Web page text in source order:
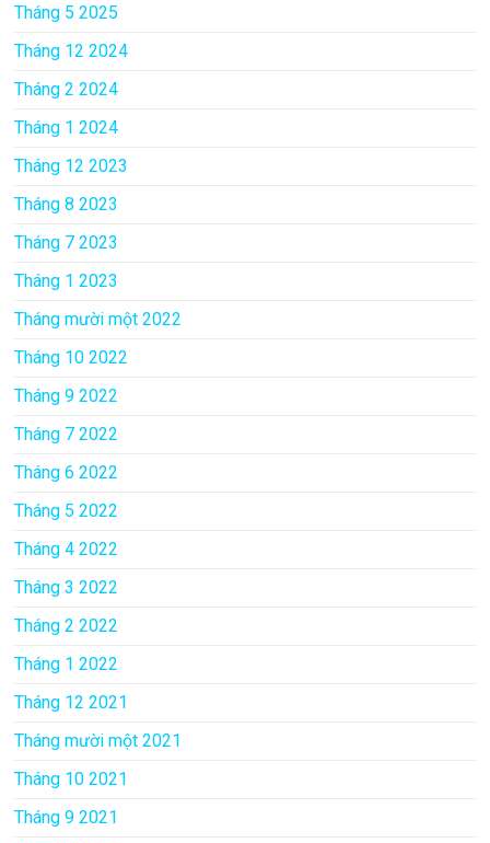
Tháng 5 2025
Tháng 12 2024
Tháng 2 2024
Tháng 1 2024
Tháng 12 2023
Tháng 8 2023
Tháng 7 2023
Tháng 1 2023
Tháng mười một 2022
Tháng 10 2022
Tháng 9 2022
Tháng 7 2022
Tháng 6 2022
Tháng 5 2022
Tháng 4 2022
Tháng 3 2022
Tháng 2 2022
Tháng 1 2022
Tháng 12 2021
Tháng mười một 2021
Tháng 10 2021
Tháng 9 2021